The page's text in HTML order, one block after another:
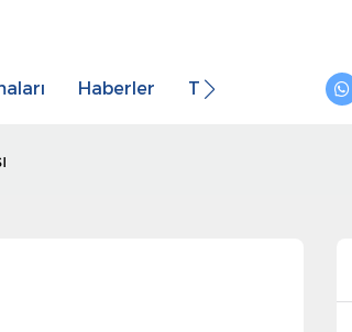
Haberler Temas Etmek